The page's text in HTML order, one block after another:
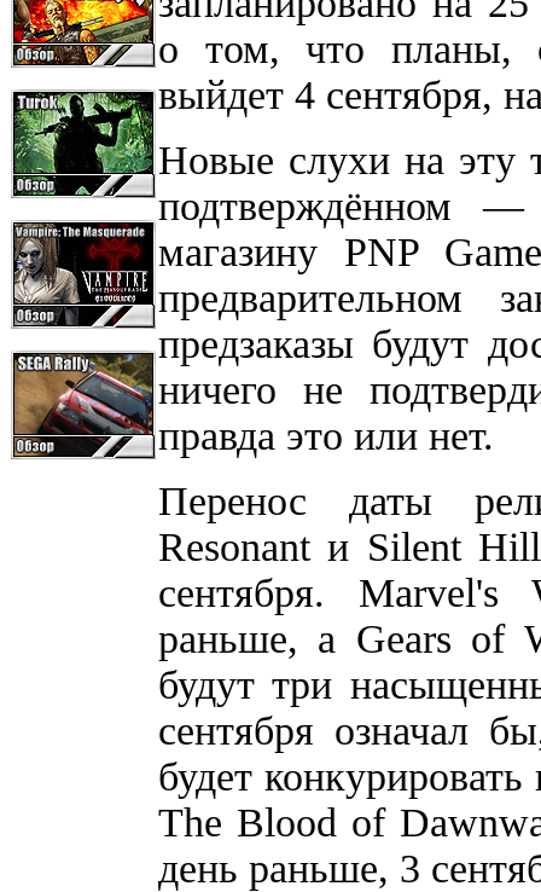
о том, что планы,
выйдет 4 сентября,
Новые слухи на
подтверждённом —
магазину PNP
предварительном
предзаказы будут
ничего не
правда это или нет.
Перенос даты
Resonant и Silent
сентября. Marvel's
раньше, а Gears of
будут три
сентября означал
будет
The Blood of
день раньше, 3